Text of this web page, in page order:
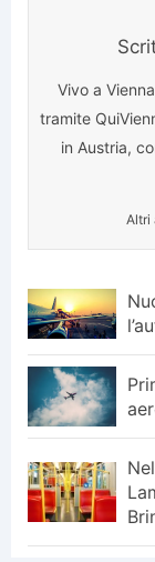
Vivo a
tramite
in Austria,
Altri